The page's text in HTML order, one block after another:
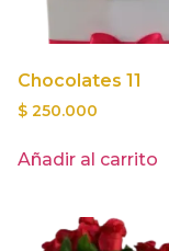
Chocolates 11
$ 250.000
Añadir al carrito